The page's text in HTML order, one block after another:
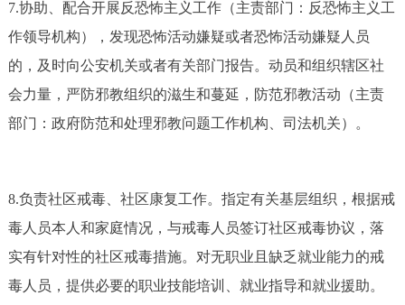
7.协助、配合开展反恐怖主义工作（主责部门：反恐怖主义工
作领导机构），发现恐怖活动嫌疑或者恐怖活动嫌疑人员
的，及时向公安机关或者有关部门报告。动员和组织辖区社
会力量，严防邪教组织的滋生和蔓延，防范邪教活动（主责
部门：政府防范和处理邪教问题工作机构、司法机关）。
8.负责社区戒毒、社区康复工作。指定有关基层组织，根据戒
毒人员本人和家庭情况，与戒毒人员签订社区戒毒协议，落
实有针对性的社区戒毒措施。对无职业且缺乏就业能力的戒
毒人员，提供必要的职业技能培训、就业指导和就业援助。